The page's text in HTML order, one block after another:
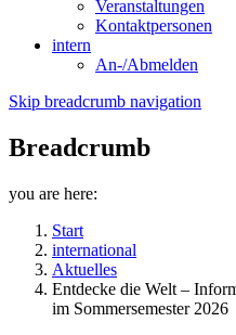
Veranstaltungen
Kontaktpersonen
intern
An-/Abmelden
Skip breadcrumb navigation
Breadcrumb
you are here:
Start
international
Aktuelles
Entdecke die Welt –
im Sommersemester 2026